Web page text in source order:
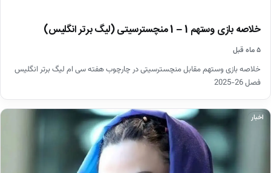
خلاصه بازی وستهم 1 – 1 منچسترسیتی (لیگ برتر انگلیس)
۵ ماه قبل
خلاصه بازی وستهم مقابل منچسترسیتی در چارچوب هفته سی ام لیگ برتر انگلیس
فصل 26-2025
اخبار